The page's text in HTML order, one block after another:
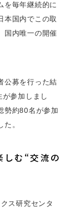
を毎年継続的に
本国内でこの取
国内唯一の開催
公募を行った結
参加しまし
勢約80名が参加
。
しむ“交流の
ス研究センタ